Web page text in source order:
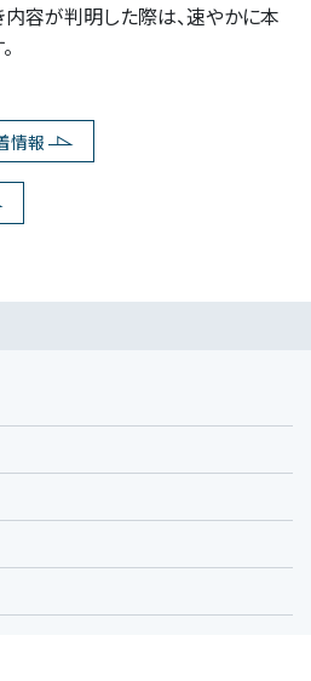
容が判明した際は、速やかに本
情報